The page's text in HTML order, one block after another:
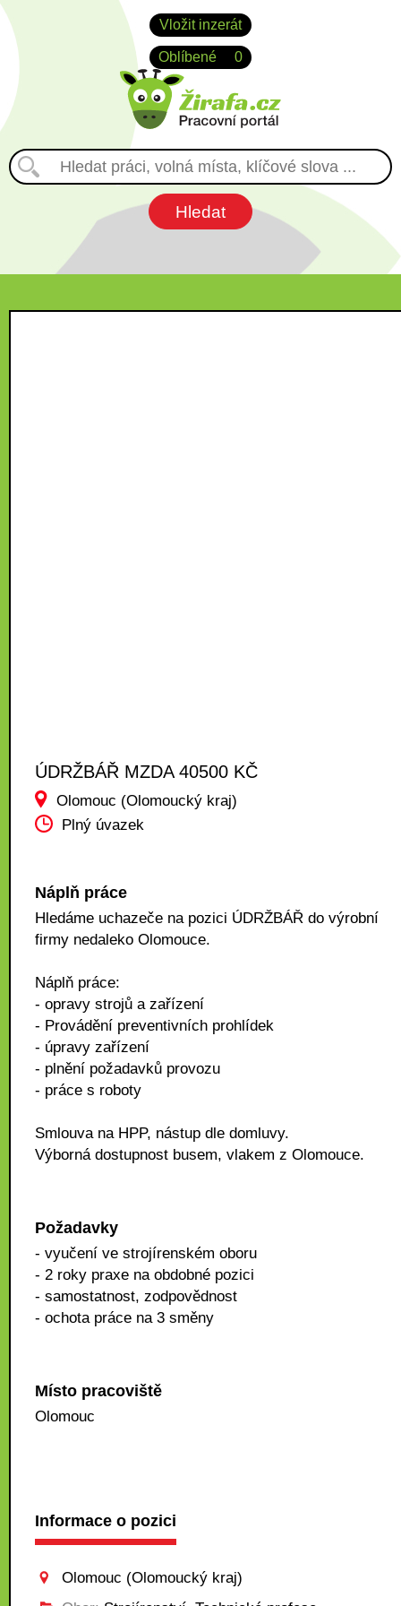
Vložit inzerát
Oblíbené 0
ÚDRŽBÁŘ MZDA 40500 KČ
Olomouc (Olomoucký kraj)
Plný úvazek
Náplň práce
Hledáme uchazeče na pozici ÚDRŽBÁŘ do výrobní
firmy nedaleko Olomouce.
Náplň práce:
- opravy strojů a zařízení
- Provádění preventivních prohlídek
- úpravy zařízení
- plnění požadavků provozu
- práce s roboty
Smlouva na HPP, nástup dle domluvy.
Výborná dostupnost busem, vlakem z Olomouce.
Požadavky
- vyučení ve strojírenském oboru
- 2 roky praxe na obdobné pozici
- samostatnost, zodpovědnost
- ochota práce na 3 směny
Místo pracoviště
Olomouc
Informace o pozici
Olomouc (Olomoucký kraj)